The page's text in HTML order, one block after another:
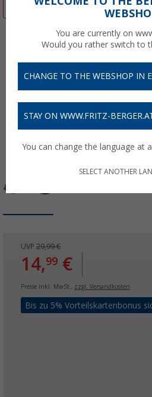
UVP 29,99 €
14,99 €
Preise inkl. MwSt., zzgl. Versandkosten
Bis zu 5% Vorteilskartenbonus
You are currently on
Would you rather switch to
CHANGE TO THE WEBSHOP IN
STAY ON WWW.FRITZ-
You can change the language at
SELECT ANOTHER